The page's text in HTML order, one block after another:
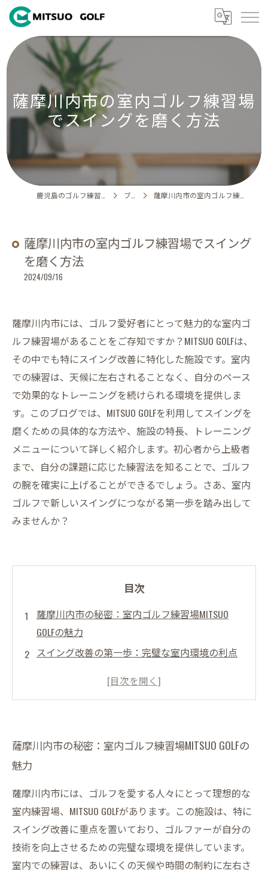
薩摩川内市の室内ゴルフ練習場
でスイングを磨く方法
ブログ 薩摩川内市の室内ゴルフ練習場でスイングを磨く方法
薩摩川内市の室内ゴルフ練習場でスイング
を磨く方法
2024/09/16
薩摩川内市には、ゴルフ愛好者にとって魅力的な室内ゴ
ルフ練習場があることをご存知ですか？MITSUO GOLFは、
その中でも特にスイング改善に特化した施設です。室内
での練習は、天候に左右されることなく、自分のペース
で効果的なトレーニングを続けられる環境を提供しま
す。このブログでは、MITSUO GOLFを利用してスイングを
磨くための具体的な方法や、施設の特長、トレーニング
メニューについて詳しく紹介します。初心者から上級者
まで、自分の課題に応じた練習法を知ることで、ゴルフ
の腕を確実に上げることができるでしょう。さあ、室内
ゴルフで新しいスイングにつながる第一歩を踏み出して
みませんか？
目次
薩摩川内市の秘密：室内ゴルフ練習場MITSUO
GOLFの魅力
スイング改善の第一歩：完璧な室内環境の利点
初心者から上級者まで：MITSUO GOLFでの効果的
めのポイント
スタンダード
実践者の声：MITSUO GOLFを使ったスイング改善
の成功談
あなたもスイングを変えられる！薩摩川内市で
の新しい挑戦
薩摩川内市の秘密：室内ゴルフ練習場MITSUO GOLFの
魅力
薩摩川内市には、ゴルフを愛する人々にとって理想的な
室内練習場、MITSUO GOLFがあります。この施設は、特に
スイング改善に重点を置いており、ゴルファーが自分の
技術を向上させるための完璧な環境を提供しています。
室内での練習は、あいにくの天候や時間の制約に左右さ